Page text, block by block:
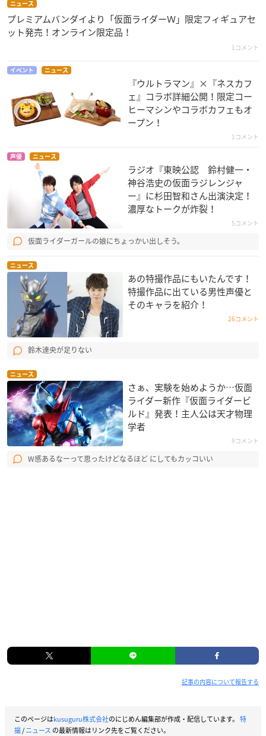
ニュース
プレミアムバンダイより「仮面ライダーＷ」限定フィギュアセ
ット発売！オンライン限定品！
1コメント
イベント ニュース
『ウルトラマン』×『ネスカフ
ェ』コラボ詳細公開！限定コー
ヒーマシンやコラボカフェもオ
ープン！
1コメント
声優 ニュース
ラジオ『東映公認​ 鈴村健一・
神谷浩史の仮面ラジレンジャ
ー』に杉田智和さん出演決定！
濃厚なトークが炸裂！
5コメント
仮面ライダーガールの娘にちょっかい出しそう。
ニュース
あの特撮作品にもいたんです！
特撮作品に出ている男性声優と
そのキャラを紹介！
26コメント
鈴木達央が足りない
ニュース
さぁ、実験を始めようか…仮面
ライダー新作『仮面ライダービ
ルド』発表！主人公は天才物理
学者
9コメント
W感あるなーって思ったけどなるほど にしてもカッコいい
記事の内容について報告する
このページはkusuguru株式会社のにじめん編集部が作成・配信しています。 特
撮/ニュース の最新情報はリンク先をご覧ください。